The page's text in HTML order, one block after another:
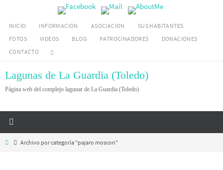
contenido
INICIO INFORMACIÓN ASOCIACION
SUS HABITANTES
FOTOS
VIDEOS BLOG PATROCINADORES
DONACIONES
CONTACTO
Lagunas de La Guardia (Toledo)
Página web del complejo lagunar de La Guardia (Toledo)
InicioArchivo por categoría "pajaro moscon"